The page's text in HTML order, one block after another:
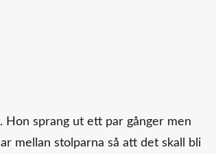
Hon sprang ut ett par gånger men
mellan stolparna så att det skall bli